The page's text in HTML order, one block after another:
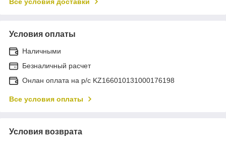
Все условия доставки
Условия оплаты
Наличными
Безналичный расчет
Онлан оплата на р/с KZ166010131000176198
Все условия оплаты
Условия возврата